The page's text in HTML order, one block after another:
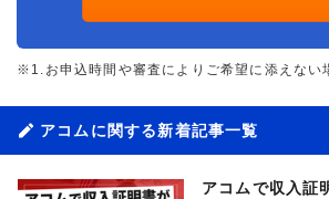
※1.お申込時間や審査によりご希望に添えない
アコムに関する新着記事一覧
アコムで収入証